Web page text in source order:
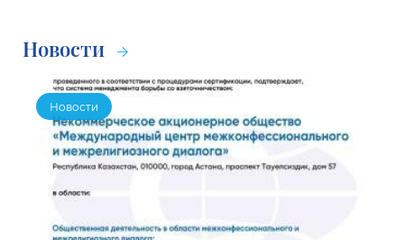
Новости
Новости